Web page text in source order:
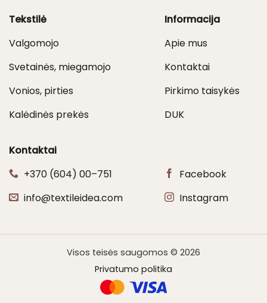
Tekstilė
Valgomojo
Svetainės, miegamojo
Vonios, pirties
Kalėdinės prekės
Informacija
Apie mus
Kontaktai
Pirkimo taisykės
DUK
Kontaktai
+370 (604) 00–751
info@textileidea.com
Facebook
Instagram
Visos teisės saugomos © 2026
Privatumo politika